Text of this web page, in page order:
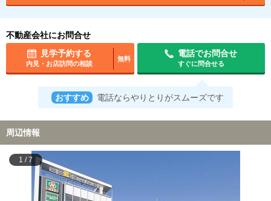
不動産会社にお問合せ
見学予約する
内見・お店訪問の相談
無料
電話でお問合せ
すぐに問合せる
おすすめ 電話ならやりとりがスムーズです
周辺情報
1 /7